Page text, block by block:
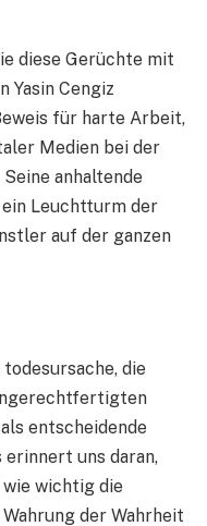
diese Gerüchte mit
Yasin Cengiz
für harte Arbeit,
Medien bei der
anhaltende
Leuchtturm der
auf der ganzen
die
entscheidende
uns daran,
wichtig die
der Wahrheit